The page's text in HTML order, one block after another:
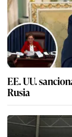
EE. UU.
Rusia